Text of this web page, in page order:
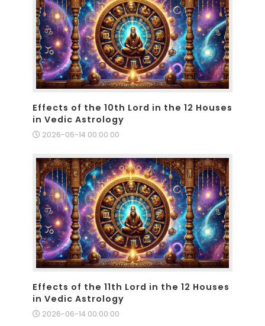
Effects of the 10th Lord in the 12 Houses
in Vedic Astrology
2026-06-14 00:00:00
Effects of the 11th Lord in the 12 Houses
in Vedic Astrology
2026-06-14 00:00:00